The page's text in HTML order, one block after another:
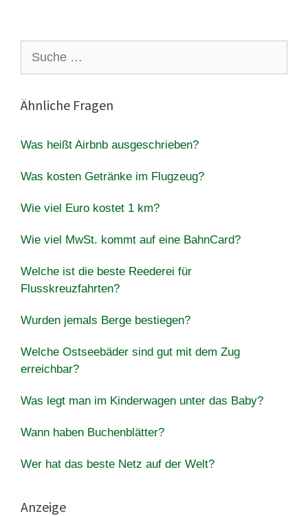
nach:
Ähnliche Fragen
Was heißt Airbnb ausgeschrieben?
Was kosten Getränke im Flugzeug?
Wie viel Euro kostet 1 km?
Wie viel MwSt. kommt auf eine BahnCard?
Welche ist die beste Reederei für
Flusskreuzfahrten?
Wurden jemals Berge bestiegen?
Welche Ostseebäder sind gut mit dem Zug
erreichbar?
Was legt man im Kinderwagen unter das Baby?
Wann haben Buchenblätter?
Wer hat das beste Netz auf der Welt?
Anzeige